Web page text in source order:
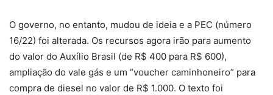
O governo, no entanto, mudou de ideia e a PEC (número
16/22) foi alterada. Os recursos agora irão para aumento
do valor do Auxílio Brasil (de R$ 400 para R$ 600),
ampliação do vale gás e um “voucher caminhoneiro” para
compra de diesel no valor de R$ 1.000. O texto foi